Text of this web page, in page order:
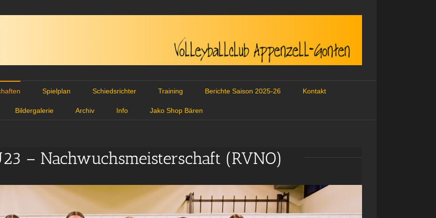
Spielplan Schiedsrichter Training Berichte Saison 2025-26 Kontakt
Bildergalerie Archiv Info Jako Shop Bären
– Nachwuchsmeisterschaft (RVNO)